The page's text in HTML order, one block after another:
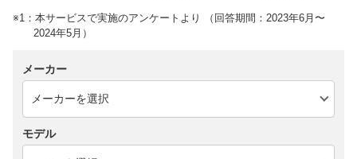
※1：本サービスで実施のアンケートより （回答期間：2023年6月〜
2024年5月）
メーカー
モデル